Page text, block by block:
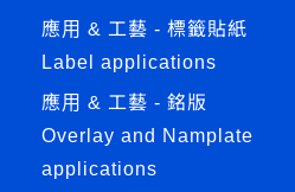
應用 & 工藝 - 標籤貼紙
Label applications
應用 & 工藝 - 銘版
Overlay and Namplate
applications